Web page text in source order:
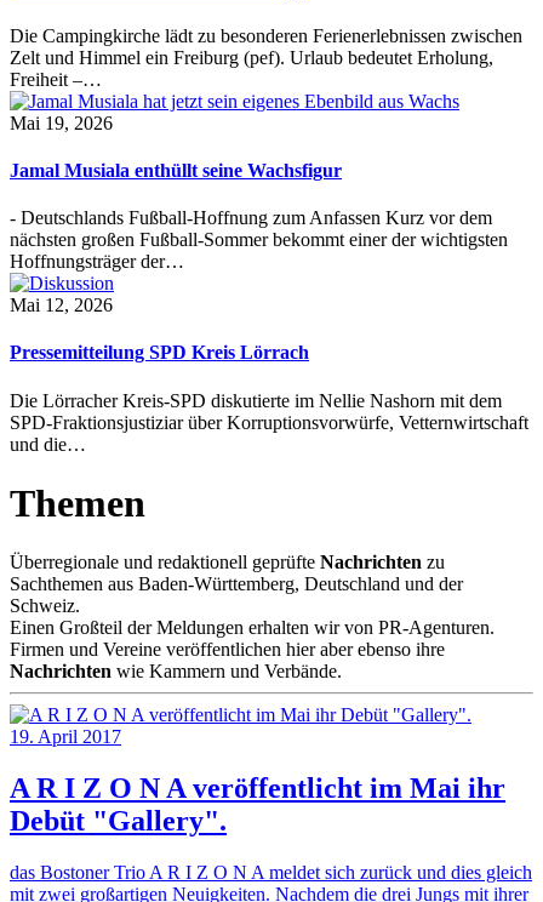
Die Campingkirche lädt zu besonderen Ferienerlebnissen zwischen
Zelt und Himmel ein Freiburg (pef). Urlaub bedeutet Erholung,
Freiheit –…
Mai 19, 2026
Jamal Musiala enthüllt seine Wachsfigur
- Deutschlands Fußball-Hoffnung zum Anfassen Kurz vor dem
nächsten großen Fußball-Sommer bekommt einer der wichtigsten
Hoffnungsträger der…
Mai 12, 2026
Pressemitteilung SPD Kreis Lörrach
Die Lörracher Kreis-SPD diskutierte im Nellie Nashorn mit dem
SPD-Fraktionsjustiziar über Korruptionsvorwürfe, Vetternwirtschaft
und die…
Themen
Überregionale und redaktionell geprüfte Nachrichten zu
Sachthemen aus Baden-Württemberg, Deutschland und der
Schweiz.
Einen Großteil der Meldungen erhalten wir von PR-Agenturen.
Firmen und Vereine veröffentlichen hier aber ebenso ihre
Nachrichten wie Kammern und Verbände.
19. April 2017
A R I Z O N A veröffentlicht im Mai ihr
Debüt "Gallery".
das Bostoner Trio A R I Z O N A meldet sich zurück und dies gleich
mit zwei großartigen Neuigkeiten. Nachdem die drei Jungs mit ihrer